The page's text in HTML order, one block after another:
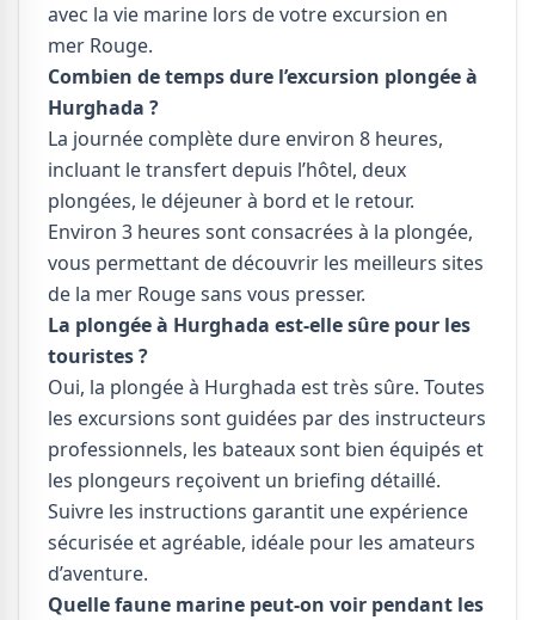
avec la vie marine lors de votre excursion en
mer Rouge.
Combien de temps dure l’excursion plongée à
Hurghada ?
La journée complète dure environ 8 heures,
incluant le transfert depuis l’hôtel, deux
plongées, le déjeuner à bord et le retour.
Environ 3 heures sont consacrées à la plongée,
vous permettant de découvrir les meilleurs sites
de la mer Rouge sans vous presser.
La plongée à Hurghada est-elle sûre pour les
touristes ?
Oui, la plongée à Hurghada est très sûre. Toutes
les excursions sont guidées par des instructeurs
professionnels, les bateaux sont bien équipés et
les plongeurs reçoivent un briefing détaillé.
Suivre les instructions garantit une expérience
sécurisée et agréable, idéale pour les amateurs
d’aventure.
Quelle faune marine peut-on voir pendant les